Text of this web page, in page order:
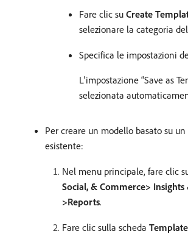
Fare clic su Create
selezionare la categoria
Specifica le impostazioni
L’impostazione “Save as
selezionata
Per creare un modello basato su
esistente:
Nel menu principale, fare clic
Social, & Commerce> Insights
>Reports.
Fare clic sulla scheda